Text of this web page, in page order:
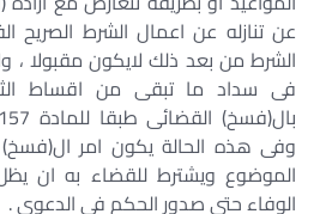
عن تنازله عن اعمال الشرط الصريح
الشرط من بعد ذلك لايكون مقبولا ،
فى سداد ما تبقى من اقساط
وفى هذه الحالة يكون امر
الموضوع ويشترط للقضاء به ان
الوفاء حتى صدور الحكم فى الدعوى .